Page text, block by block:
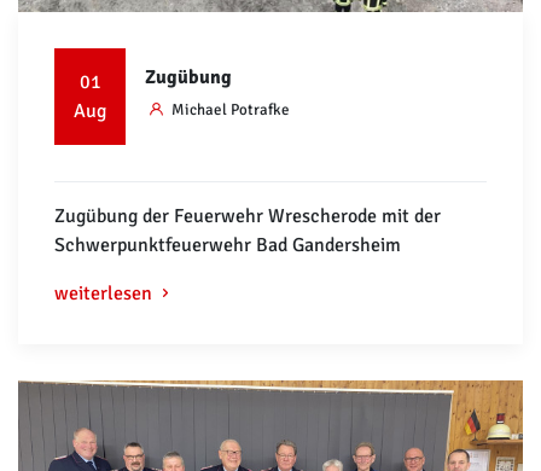
01
Aug
Zugübung
Michael Potrafke
Zugübung der Feuerwehr Wrescherode mit der
Schwerpunktfeuerwehr Bad Gandersheim
weiterlesen